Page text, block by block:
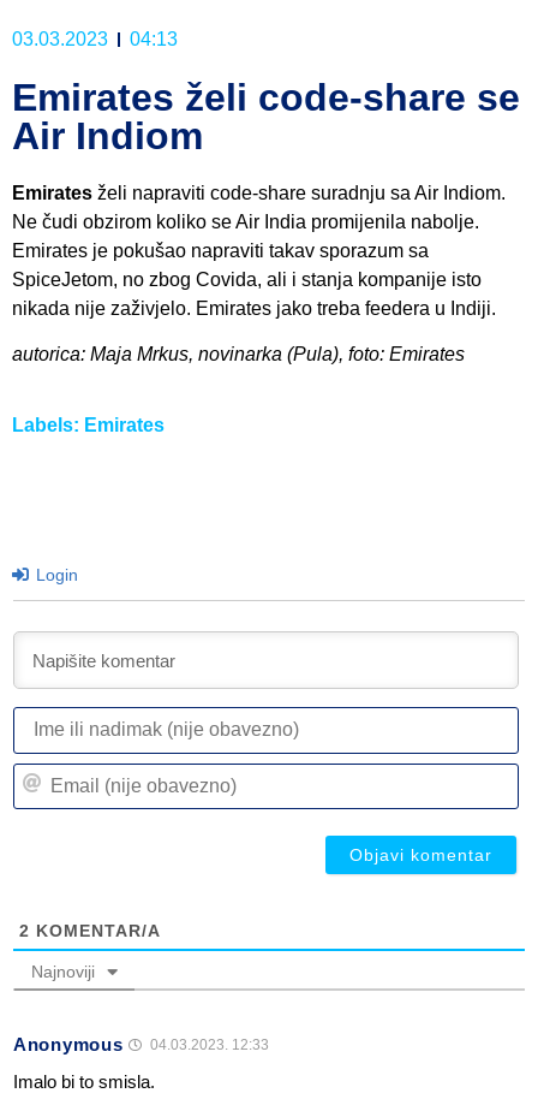
03.03.2023 04:13
Emirates želi code-share se
Air Indiom
Emirates želi napraviti code-share suradnju sa Air Indiom.
Ne čudi obzirom koliko se Air India promijenila nabolje.
Emirates je pokušao napraviti takav sporazum sa
SpiceJetom, no zbog Covida, ali i stanja kompanije isto
nikada nije zaživjelo. Emirates jako treba feedera u Indiji.
autorica: Maja Mrkus, novinarka (Pula), foto: Emirates
Labels: Emirates
Login
2 KOMENTAR/A
Najnoviji
Anonymous 04.03.2023. 12:33
Imalo bi to smisla.